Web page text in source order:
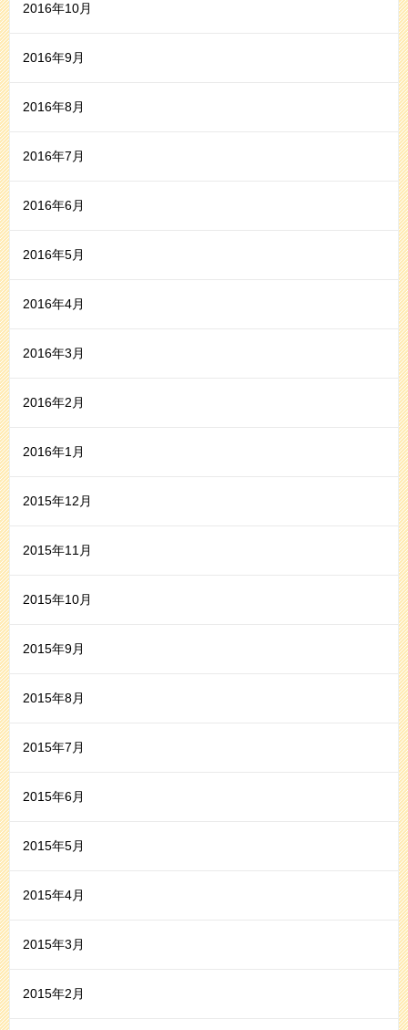
2016年10月
2016年9月
2016年8月
2016年7月
2016年6月
2016年5月
2016年4月
2016年3月
2016年2月
2016年1月
2015年12月
2015年11月
2015年10月
2015年9月
2015年8月
2015年7月
2015年6月
2015年5月
2015年4月
2015年3月
2015年2月